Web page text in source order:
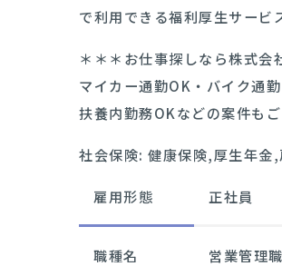
で利用できる福利厚生サービ
＊＊＊お仕事探しなら株式会
マイカー通勤OK・バイク通
扶養内勤務OKなどの案件も
社会保険: 健康保険,厚生年金
雇用形態 正社員
職種名 営業管理